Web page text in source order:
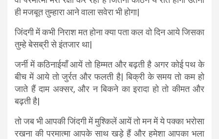
ही मजबूत तुम्हारा आने वाला सवेरा भी होगा|
जिंदगी में कभी निराश मत होना क्या पता कल वो दिन आये जिसका
तुम्हे बेसब्री से इंतजार था|
जर्नी में कठिनाईयाँ आयें तो हिम्मत और बढ़ती है अगर कोई पथ के
बीच में आये तो जुर्रत और फलती है| बिक्री के समय तो कम हो
जाते हैं दाम अक्सर, और न बिकने का इरादा हो तो कीमत और
बढ़ती है|
तो जब भी आपकी जिंदगी में मुश्किलें आयें तो मन में ये पक्का भरोसा
रखना की परमात्मा आपके साथ खड़े हैं और हमेशा आपका भला